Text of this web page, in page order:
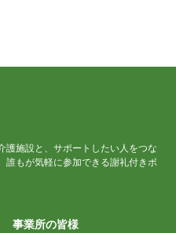
護施設と、サポートしたい人をつな
誰もが気軽に参加できる謝礼付きボ
事業所の皆様